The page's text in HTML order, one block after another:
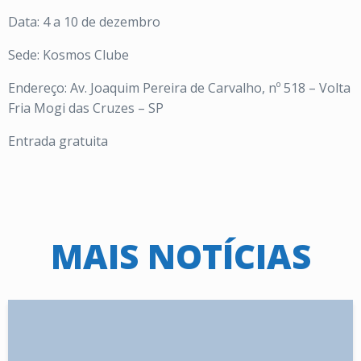
Data: 4 a 10 de dezembro
Sede: Kosmos Clube
Endereço: Av. Joaquim Pereira de Carvalho, nº 518 – Volta
Fria Mogi das Cruzes – SP
Entrada gratuita
MAIS NOTÍCIAS